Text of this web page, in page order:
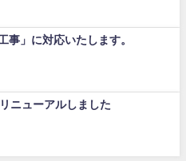
事」に対応いたします。
ニューアルしました